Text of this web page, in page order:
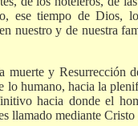
ese tiempo de Dios,
nuestro y de nuestra
muerte y Resurrección
lo humano, hacia la
hacia donde el
llamado mediante